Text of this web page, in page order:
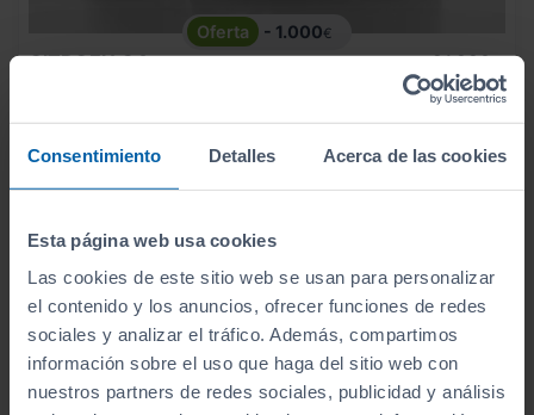
Consentimiento Detalles Acerca de las cookies
Esta página web usa cookies
Las cookies de este sitio web se usan para personalizar
el contenido y los anuncios, ofrecer funciones de redes
sociales y analizar el tráfico. Además, compartimos
información sobre el uso que haga del sitio web con
nuestros partners de redes sociales, publicidad y análisis
- 1.000€
CITROEN C4
21.990
20.990 €
ECO